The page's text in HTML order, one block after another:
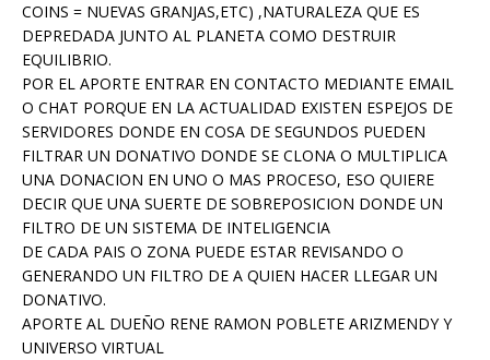
COINS = NUEVAS GRANJAS,ETC) ,NATURALEZA QUE ES
DEPREDADA JUNTO AL PLANETA COMO DESTRUIR
EQUILIBRIO.
POR EL APORTE ENTRAR EN CONTACTO MEDIANTE EMAIL
O CHAT PORQUE EN LA ACTUALIDAD EXISTEN ESPEJOS DE
SERVIDORES DONDE EN COSA DE SEGUNDOS PUEDEN
FILTRAR UN DONATIVO DONDE SE CLONA O MULTIPLICA
UNA DONACION EN UNO O MAS PROCESO, ESO QUIERE
DECIR QUE UNA SUERTE DE SOBREPOSICION DONDE UN
FILTRO DE UN SISTEMA DE INTELIGENCIA
DE CADA PAIS O ZONA PUEDE ESTAR REVISANDO O
GENERANDO UN FILTRO DE A QUIEN HACER LLEGAR UN
DONATIVO.
APORTE AL DUEÑO RENE RAMON POBLETE ARIZMENDY Y
UNIVERSO VIRTUAL